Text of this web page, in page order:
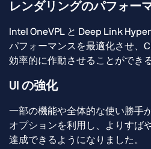
レンダリングのパフォー
Intel OneVPL と Deep Link
パフォーマンスを最適化させ、
効率的に作動させることができ
UI の強化
一部の機能や全体的な使い勝手
オプションを利用し、よりすば
達成できるようになりました。